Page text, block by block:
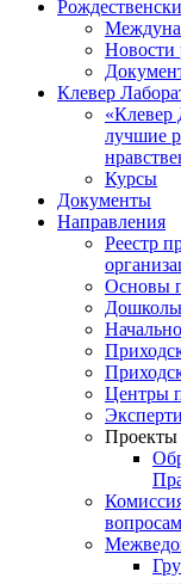
Новости
Клевер
«Клевер
лучшие
Курсы
Документы
Направления
Реестр
Основы
Центры
Проекты